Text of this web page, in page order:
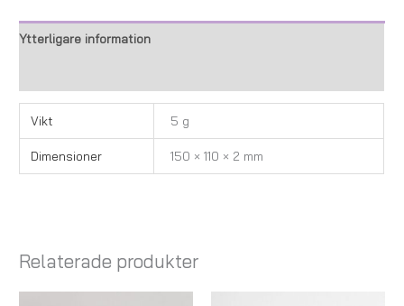
Ytterligare information
Vikt 5 g
Dimensioner 150 × 110 × 2 mm
Relaterade produkter